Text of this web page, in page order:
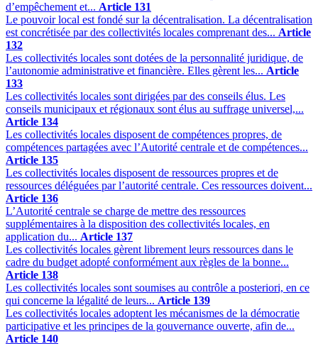
d’empêchement et... Article 131
Le pouvoir local est fondé sur la décentralisation. La décentralisation
est concrétisée par des collectivités locales comprenant des... Article
132
Les collectivités locales sont dotées de la personnalité juridique, de
l’autonomie administrative et financière. Elles gèrent les... Article
133
Les collectivités locales sont dirigées par des conseils élus. Les
conseils municipaux et régionaux sont élus au suffrage universel,...
Article 134
Les collectivités locales disposent de compétences propres, de
compétences partagées avec l’Autorité centrale et de compétences...
Article 135
Les collectivités locales disposent de ressources propres et de
ressources déléguées par l’autorité centrale. Ces ressources doivent...
Article 136
L’Autorité centrale se charge de mettre des ressources
supplémentaires à la disposition des collectivités locales, en
application du... Article 137
Les collectivités locales gèrent librement leurs ressources dans le
cadre du budget adopté conformément aux règles de la bonne...
Article 138
Les collectivités locales sont soumises au contrôle a posteriori, en ce
qui concerne la légalité de leurs... Article 139
Les collectivités locales adoptent les mécanismes de la démocratie
participative et les principes de la gouvernance ouverte, afin de...
Article 140